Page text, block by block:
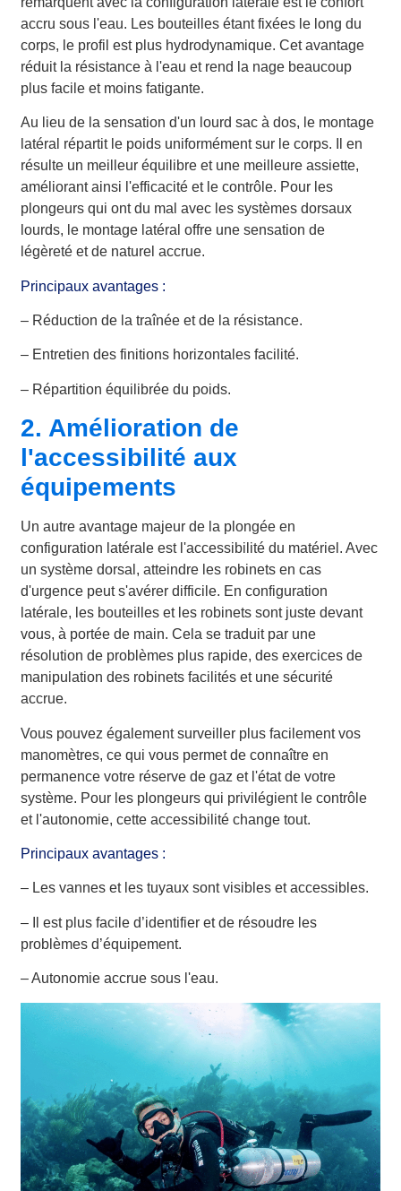
accru sous l'eau. Les bouteilles étant fixées le long du
corps, le profil est plus hydrodynamique. Cet avantage
réduit la résistance à l'eau et rend la nage beaucoup
plus facile et moins fatigante.
Au lieu de la sensation d'un lourd sac à dos, le montage
latéral répartit le poids uniformément sur le corps. Il en
résulte un meilleur équilibre et une meilleure assiette,
améliorant ainsi l'efficacité et le contrôle. Pour les
plongeurs qui ont du mal avec les systèmes dorsaux
lourds, le montage latéral offre une sensation de
légèreté et de naturel accrue.
Principaux avantages :
– Réduction de la traînée et de la résistance.
– Entretien des finitions horizontales facilité.
– Répartition équilibrée du poids.
2. Amélioration de
l'accessibilité aux
équipements
Un autre avantage majeur de la plongée en
configuration latérale est l'accessibilité du matériel. Avec
un système dorsal, atteindre les robinets en cas
d'urgence peut s'avérer difficile. En configuration
latérale, les bouteilles et les robinets sont juste devant
vous, à portée de main. Cela se traduit par une
résolution de problèmes plus rapide, des exercices de
manipulation des robinets facilités et une sécurité
accrue.
Vous pouvez également surveiller plus facilement vos
manomètres, ce qui vous permet de connaître en
permanence votre réserve de gaz et l'état de votre
système. Pour les plongeurs qui privilégient le contrôle
et l'autonomie, cette accessibilité change tout.
Principaux avantages :
– Les vannes et les tuyaux sont visibles et accessibles.
– Il est plus facile d’identifier et de résoudre les
problèmes d’équipement.
– Autonomie accrue sous l'eau.